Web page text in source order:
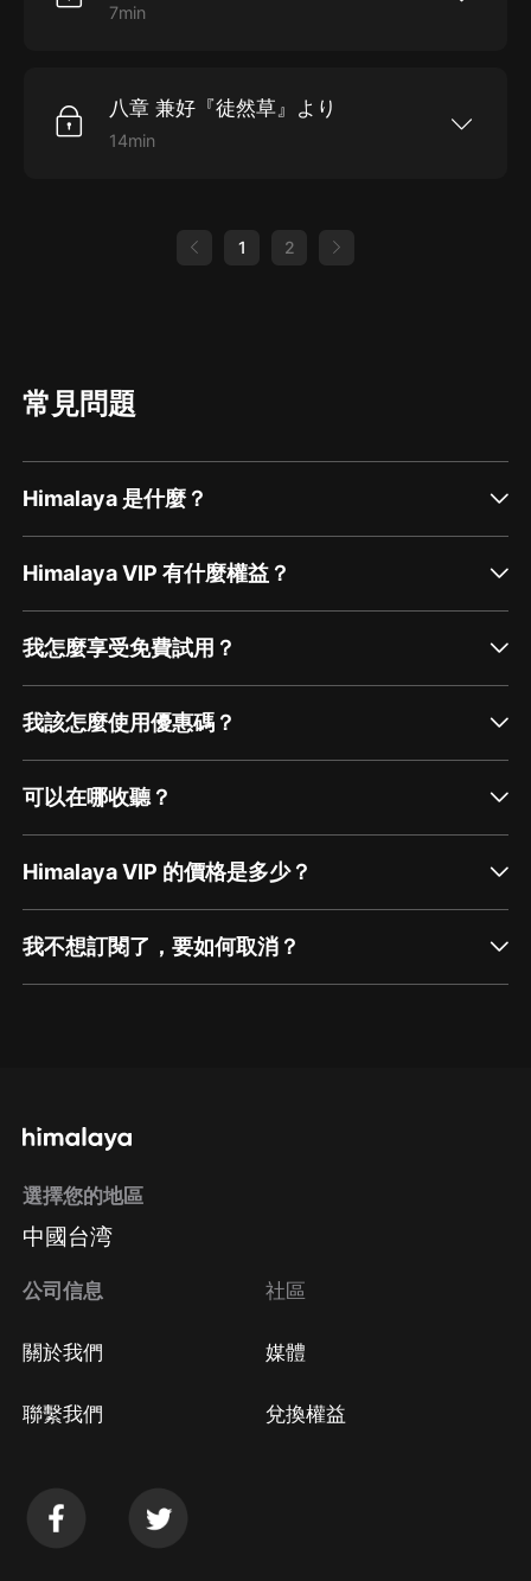
7min
八章 兼好『徒然草』より
14min
1 2
常見問題
Himalaya 是什麼？
Himalaya VIP 有什麼權益？
我怎麼享受免費試用？
我該怎麼使用優惠碼？
可以在哪收聽？
Himalaya VIP 的價格是多少？
我不想訂閱了，要如何取消？
方法 Google Play取消訂閱方法
選擇您的地區
中國台湾
公司信息
關於我們
聯繫我們
社區
媒體
兌換權益